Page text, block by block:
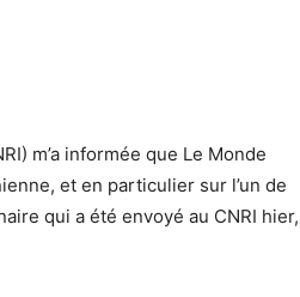
m’a informée que Le Monde
et en particulier sur l’un de
qui a été envoyé au CNRI hier,